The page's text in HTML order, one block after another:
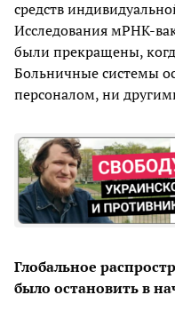
средств
Исследования мРНК-
были прекращены,
Больничные системы
персоналом, ни
Глобальное
было остановить в